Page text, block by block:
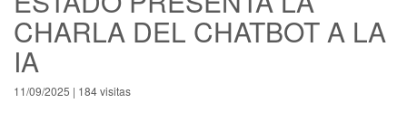
CHARLA DEL CHATBOT A LA
IA
11/09/2025 | 184 visitas